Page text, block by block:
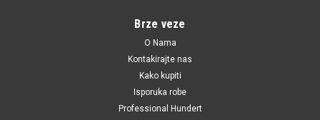
Brze veze
O Nama
Kontakirajte nas
Kako kupiti
Isporuka robe
Professional Hundert